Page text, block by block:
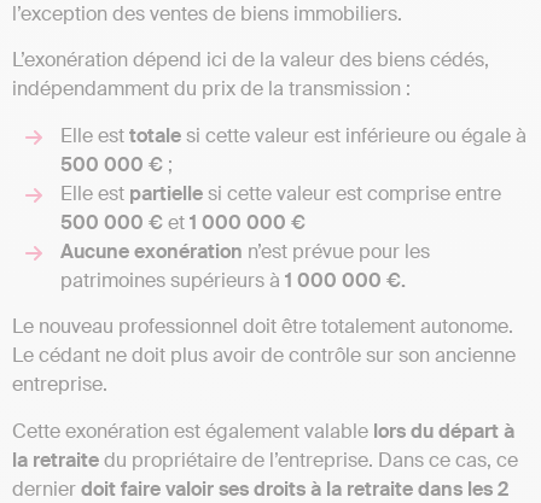
l’exception des ventes de biens immobiliers.
L’exonération dépend ici de la valeur des biens cédés,
indépendamment du prix de la transmission :
Elle esttotalesi cette valeur est inférieure ou égale à
500 000 € ;
Elle est partiellesi cette valeur est comprise entre
500 000 €et1 000 000 €
Aucuneexonération n’est prévue pour les
patrimoines supérieurs à 1 000 000 €.
Le nouveau professionnel doit être totalement autonome.
Le cédant ne doit plus avoir de contrôle sur son ancienne
entreprise.
Cette exonération est également valable lors du départ à
la retraitedu propriétaire de l’entreprise. Dans ce cas, ce
dernierdoit faire valoir ses droits à la retraite dans les 2